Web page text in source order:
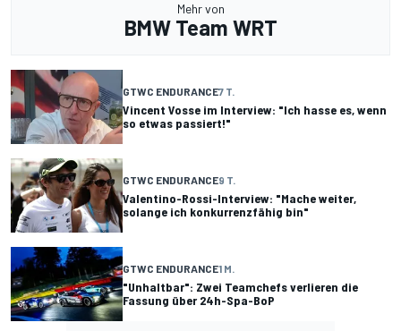
Mehr von
BMW Team WRT
GTWC ENDURANCE7 T.
Vincent Vosse im Interview: "Ich hasse es, wenn
so etwas passiert!"
GTWC ENDURANCE9 T.
Valentino-Rossi-Interview: "Mache weiter,
solange ich konkurrenzfähig bin"
GTWC ENDURANCE1 M.
"Unhaltbar": Zwei Teamchefs verlieren die
Fassung über 24h-Spa-BoP